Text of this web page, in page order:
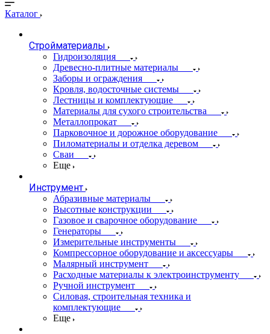
Каталог
Стройматериалы
Гидроизоляция
Древесно-плитные материалы
Заборы и ограждения
Кровля, водосточные системы
Лестницы и комплектующие
Материалы для сухого строительства
Металлопрокат
Парковочное и дорожное оборудование
Пиломатериалы и отделка деревом
Сваи
Еще
Инструмент
Абразивные материалы
Высотные конструкции
Газовое и сварочное оборудование
Генераторы
Измерительные инструменты
Компрессорное оборудование и аксессуары
Малярный инструмент
Расходные материалы к электроинструменту
Ручной инструмент
Силовая, строительная техника и
комплектующие
Еще